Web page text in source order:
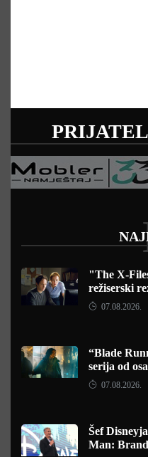
"The X-
režiserski
07.08.2026.
“Blade
serija od
07.08.2026.
Šef
Man: